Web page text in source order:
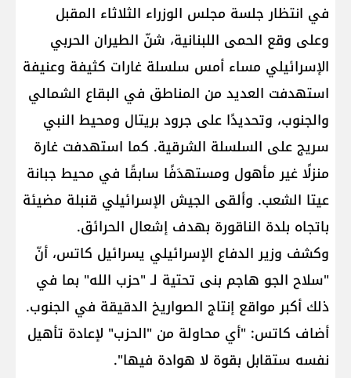
في انتظار جلسة مجلس الوزراء الثلاثاء المقبل
وعلى وقع الحمى اللبنانية، شنّ الطيران الحربي
الإسرائيلي مساء أمس سلسلة غارات كثيفة وعنيفة
استهدفت العديد من المناطق في البقاع الشمالي
والجنوب، وتحديدًا على جرود بريتال ومحيط النبي
سريج على السلسلة الشرقية. كما استهدفت غارة
منزلًا غير مأهول ومستهدَفًا سابقًا في محيط جبانة
عيتا الشعب. وألقى الجيش الإسرائيلي قنبلة مضيئة
باتجاه بلدة الناقورة بهدف إشعال الحرائق.
وكشف وزير الدفاع الإسرائيلي يسرائيل كاتس، أنّ
"سلاح الجو هاجم بنى تحتية لـ "حزب الله" بما في
ذلك أكبر مواقع إنتاج الصواريخ الدقيقة في الجنوب.
أضاف كاتس: "أي محاولة من "الحزب" لإعادة تأهيل
نفسه ستقابل بقوة لا هوادة فيها".